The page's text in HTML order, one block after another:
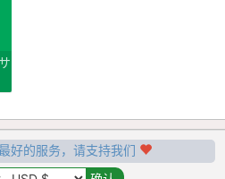
好的服务，请支持我们